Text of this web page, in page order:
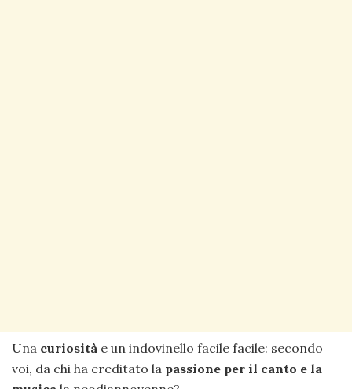
Una curiosità e un indovinello facile facile: secondo
voi, da chi ha ereditato la passione per il canto e la